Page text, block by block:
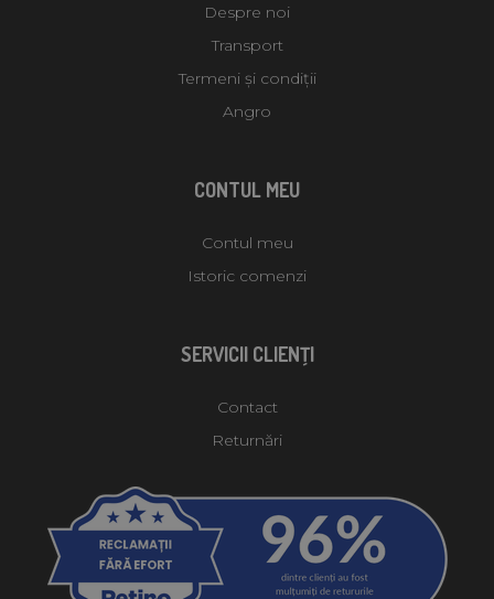
Despre noi
Transport
Termeni și condiții
Angro
CONTUL MEU
Contul meu
Istoric comenzi
SERVICII CLIENŢI
Contact
Returnări